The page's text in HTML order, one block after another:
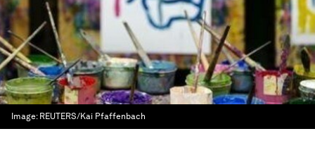
Image: REUTERS/Kai Pfaffenbach